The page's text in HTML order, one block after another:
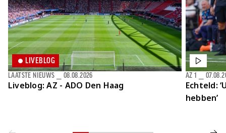
Liveblog: AZ - ADO Den Haag
LAATSTE NIEUWS 08.08.2026
LIVEBLOG
Echteld:
hebben’
AZ 1